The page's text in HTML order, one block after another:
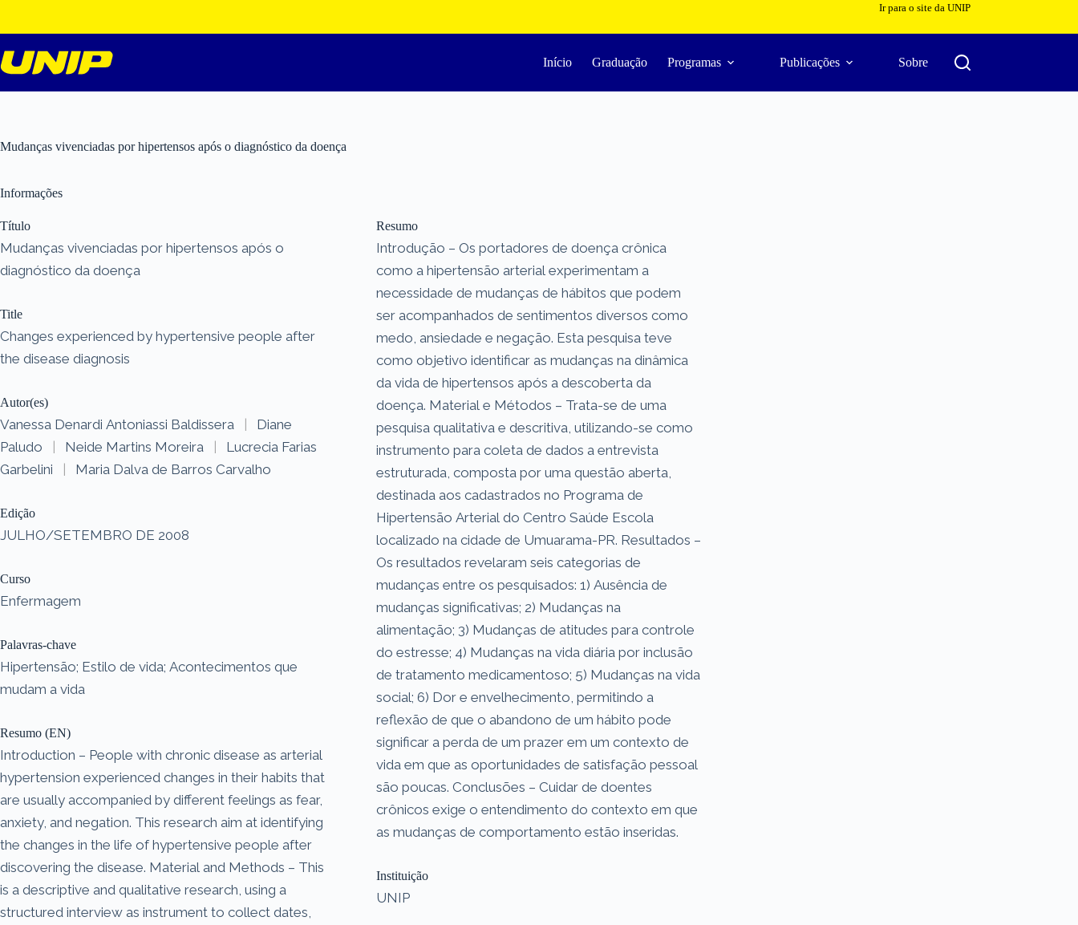
o
conteúdo
Ir para o site da UNIP
Início Graduação Programas Publicações Sobre
Mudanças vivenciadas por hipertensos após o diagnóstico da doença
Informações
Título
Mudanças vivenciadas por hipertensos após o
diagnóstico da doença
Title
Changes experienced by hypertensive people after
the disease diagnosis
Autor(es)
Vanessa Denardi Antoniassi Baldissera |
Diane
Paludo
| Neide Martins Moreira |
Lucrecia Farias
Garbelini
| Maria Dalva de Barros Carvalho
Edição
JULHO/SETEMBRO DE 2008
Curso
Enfermagem
Palavras-chave
Hipertensão; Estilo de vida; Acontecimentos que
mudam a vida
Resumo (EN)
Introduction – People with chronic disease as arterial
hypertension experienced changes in their habits that
are usually accompanied by different feelings as fear,
anxiety, and negation. This research aim at identifying
the changes in the life of hypertensive people after
discovering the disease. Material and Methods – This
is a descriptive and qualitative research, using a
structured interview as instrument to collect dates,
Resumo
Introdução – Os portadores de doença crônica
como a hipertensão arterial experimentam a
necessidade de mudanças de hábitos que podem
ser acompanhados de sentimentos diversos como
medo, ansiedade e negação. Esta pesquisa teve
como objetivo identificar as mudanças na dinâmica
da vida de hipertensos após a descoberta da
doença. Material e Métodos – Trata-se de uma
pesquisa qualitativa e descritiva, utilizando-se como
instrumento para coleta de dados a entrevista
estruturada, composta por uma questão aberta,
destinada aos cadastrados no Programa de
Hipertensão Arterial do Centro Saúde Escola
localizado na cidade de Umuarama-PR. Resultados –
Os resultados revelaram seis categorias de
mudanças entre os pesquisados: 1) Ausência de
mudanças significativas; 2) Mudanças na
alimentação; 3) Mudanças de atitudes para controle
do estresse; 4) Mudanças na vida diária por inclusão
de tratamento medicamentoso; 5) Mudanças na vida
social; 6) Dor e envelhecimento, permitindo a
reflexão de que o abandono de um hábito pode
significar a perda de um prazer em um contexto de
vida em que as oportunidades de satisfação pessoal
são poucas. Conclusões – Cuidar de doentes
crônicos exige o entendimento do contexto em que
as mudanças de comportamento estão inseridas.
Instituição
UNIP